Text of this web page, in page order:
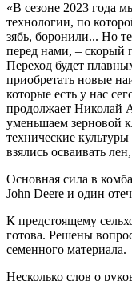
«В сезоне 2023 года
технологии, по
зябь, боронили... Но
перед нами, – скорый
Переход будет
приобретать новые
которые есть у нас
продолжает Николай
уменьшаем зерновой
технические
взялись осваивать
Основная сила в
John Deere и один
К предстоящему
готова. Решены
семенного материала.
Несколько слов о